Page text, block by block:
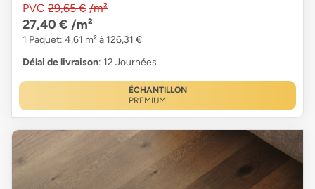
PVC 29,65 € /m²
27,40 € /m²
1 Paquet: 4,61 m² à 126,31 €
Délai de livraison: 12 Journées
ÉCHANTILLON
PREMIUM